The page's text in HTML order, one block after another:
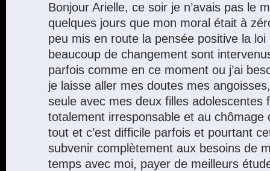
Bonjour Arielle, ce soir je n’avais pas le
quelques jours que mon moral était à
peu mis en route la pensée positive la loi
beaucoup de changement sont
parfois comme en ce moment ou j’ai
je laisse aller mes doutes mes
seule avec mes deux filles adolescentes
totalement irresponsable et au chômage
tout et c’est difficile parfois et pourtant
subvenir complètement aux besoins de
temps avec moi, payer de meilleurs